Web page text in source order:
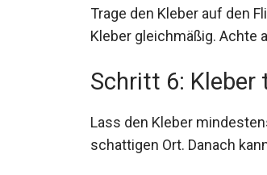
Trage den Kleber auf den
Kleber gleichmäßig. Achte
Schritt 6: Kleber
Lass den Kleber
schattigen Ort. Danach